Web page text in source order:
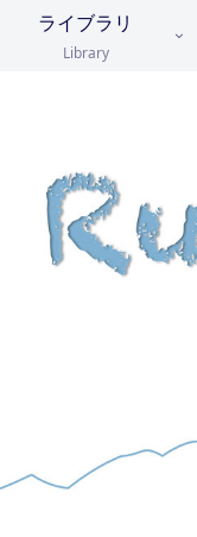
ライブラリ
Library